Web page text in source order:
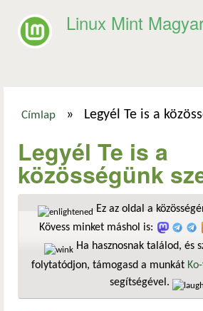
Linux Mint
Címlap » Legyél Te is a
Legyél Te is a
közösségünk
Ez az oldal a
Kövess minket máshol is:
Ha hasznosnak találod, és
folytatódjon, támogasd a munkát
segítségével.